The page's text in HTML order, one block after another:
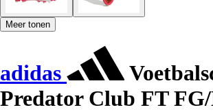
Meer tonen
adidas
Predator Club FT